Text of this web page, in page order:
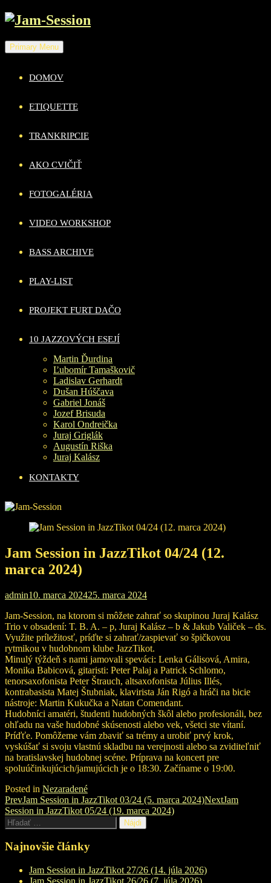
Skip
content
Primary Menu
DOMOV
ETIQUETTE
TRANKRIPCIE
AKO CVIČIŤ
FOTOGALÉRIA
VIDEO WORKSHOP
BASS ARCHIVE
PLAY-LIST
PROJEKT FURT DAČO
10 JAZZOVÝCH ESEJÍ
Martin Ďurdina
Ľubomír Tamaškovič
Ladislav Gerhardt
Dušan Húščava
Gabriel Jonáš
Jozef Brisuda
Karol Ondreička
Juraj Griglák
Augustín Riška
Juraj Kalász
KONTAKTY
Jam Session in JazzTikot 04/24 (12.
marca 2024)
admin10. marca 202425. marca 2024
Jam-Session, na ktorom si môžete zahrať so skupinou Juraj Kalász
Trio v obsadení: T. B. A. – p, Juraj Kalász – b & Jakub Valiček – ds.
Využite príležitosť, príďte si zahrať/zaspievať so špičkovou
rytmikou v hudobnom klube JazzTikot.
Minulý týždeň s nami jamovali speváci: Lenka Gálisová, Amira,
Monika Babicová, gitaristi: Peter Palaj a Patrick Schlomo,
tenorsaxofonista Peter Štrauch, altsaxofonista Július Illés,
kontrabasista Matej Štubniak, klavirista Ján Rigó a hráči na bicie
nástroje: Martin Kukučka a Natan Comendant.
Hudobníci amatéri, študenti hudobných škôl alebo profesionáli, bez
ohľadu na vaše hudobné skúsenosti alebo vek, všetci ste vítaní.
Príďťe. Pomôžeme vám zbaviť sa trémy a urobiť prvý krok,
vyskúšať si svoju vlastnú skladbu na verejnosti alebo sa zviditeľniť
na bratislavskej hudobnej scéne. Príprava na koncert pre
spoluúčinkujúcich/jamujúcich je o 18:30. Začíname o 19:00.
Posted in Nezaradené
Post
navigation
PrevJam Session in JazzTikot 03/24 (5. marca 2024)NextJam
Session in JazzTikot 05/24 (19. marca 2024)
Hľadať:
Najnovšie články
Jam Session in JazzTikot 27/26 (14. júla 2026)
Jam Session in JazzTikot 26/26 (7. júla 2026)